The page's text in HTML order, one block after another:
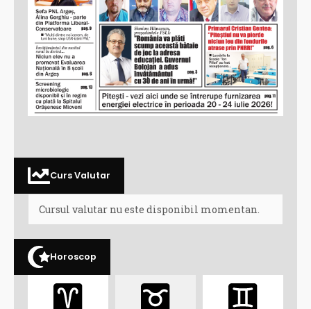
Curs Valutar
Cursul valutar nu este disponibil momentan.
Horoscop